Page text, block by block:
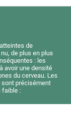
de
de plus en plus
: les
avoir une densité
du cerveau. Les
précisément
faible :